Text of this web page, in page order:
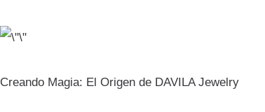
Creando Magia: El Origen de DAVILA Jewelry